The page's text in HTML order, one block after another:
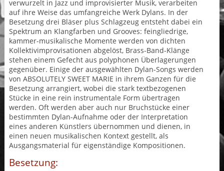
verwurzelt in Jazz und improvisierter Musik, verarbeiten
auf ihre Weise das umfangreiche Werk Dylans. In der
Besetzung drei Bläser plus Schlagzeug entsteht dabei ein
Spektrum an Klangfarben und Grooves: feingliedrige,
kammer-musikalische Momente werden von dichten
Kollektivimprovisationen abgelöst, Brass-Band-Klänge
stehen einem Gefecht aus polyphonen Überlagerungen
gegenüber. Einige der ausgewählten Dylan-Songs werden
von ABSOLUTELY SWEET MARIE in ihrem Ganzen für die
Besetzung arrangiert, wobei die stark textbezogenen
Stücke in eine rein instrumentale Form übertragen
werden. Oft werden aber auch nur Bruchstücke einer
bestimmten Dylan-Aufnahme oder der Interpretation
eines anderen Künstlers übernommen und dienen, in
einen neuen musikalischen Kontext gestellt, als
Ausgangsmaterial für eigenständige Kompositionen.
Besetzung: